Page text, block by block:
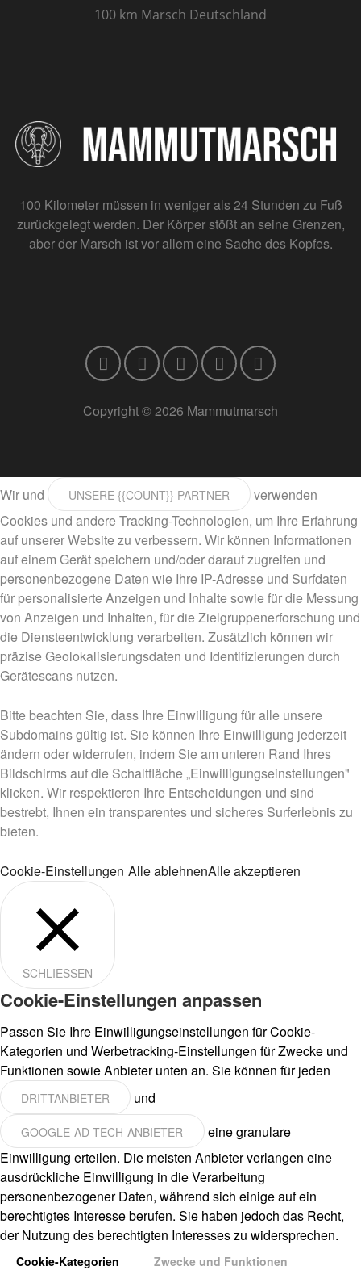
100 km Marsch Deutschland
100 Kilometer müssen in weniger als 24 Stunden zu Fuß
zurückgelegt werden. Der Körper stößt an seine Grenzen,
aber der Marsch ist vor allem eine Sache des Kopfes.
Copyright © 2026 Mammutmarsch
Wir und UNSERE {{COUNT}} PARTNER
verwenden
Cookies und andere Tracking-Technologien, um Ihre Erfahrung
auf unserer Website zu verbessern. Wir können Informationen
auf einem Gerät speichern und/oder darauf zugreifen und
personenbezogene Daten wie Ihre IP-Adresse und Surfdaten
für personalisierte Anzeigen und Inhalte sowie für die Messung
von Anzeigen und Inhalten, für die Zielgruppenerforschung und
die Diensteentwicklung verarbeiten. Zusätzlich können wir
präzise Geolokalisierungsdaten und Identifizierungen durch
Gerätescans nutzen.
Bitte beachten Sie, dass Ihre Einwilligung für alle unsere
Subdomains gültig ist. Sie können Ihre Einwilligung jederzeit
ändern oder widerrufen, indem Sie am unteren Rand Ihres
Bildschirms auf die Schaltfläche „Einwilligungseinstellungen"
klicken. Wir respektieren Ihre Entscheidungen und sind
bestrebt, Ihnen ein transparentes und sicheres Surferlebnis zu
bieten.
Cookie-Einstellungen Alle ablehnenAlle akzeptieren
SCHLIESSEN
Cookie-Einstellungen anpassen
Passen Sie Ihre Einwilligungseinstellungen für Cookie-
Kategorien und Werbetracking-Einstellungen für Zwecke und
Funktionen sowie Anbieter unten an. Sie können für jeden
DRITTANBIETER und
GOOGLE-AD-TECH-ANBIETER
eine granulare
Einwilligung erteilen. Die meisten Anbieter verlangen eine
ausdrückliche Einwilligung in die Verarbeitung
personenbezogener Daten, während sich einige auf ein
berechtigtes Interesse berufen. Sie haben jedoch das Recht,
der Nutzung des berechtigten Interesses zu widersprechen.
Cookie-Kategorien Zwecke und Funktionen